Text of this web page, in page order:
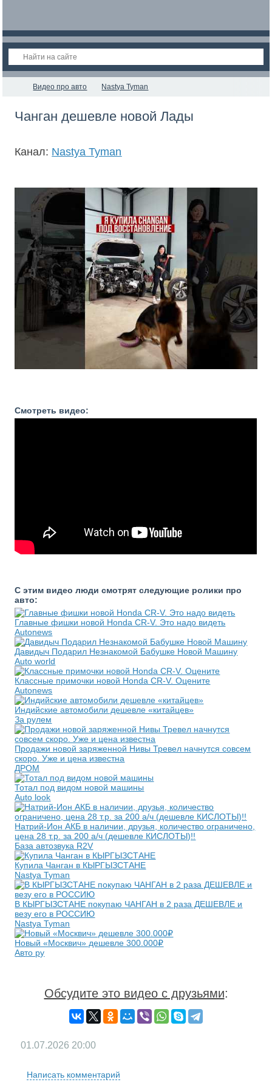
Видео про авто Nastya Tyman
Чанган дешевле новой Лады
Канал: Nastya Tyman
Смотреть видео:
С этим видео люди смотрят следующие ролики про
авто:
Главные фишки новой Honda CR-V. Это надо видеть
Autonews
Давидыч Подарил Незнакомой Бабушке Новой Машину
Auto world
Классные примочки новой Honda CR-V. Оцените
Autonews
Индийские автомобили дешевле «китайцев»
За рулем
Продажи новой заряженной Нивы Тревел начнутся совсем
скоро. Уже и цена известна
ДРОМ
Тотал под видом новой машины
Auto look
Натрий-Ион АКБ в наличии, друзья, количество ограничено,
цена 28 т.р. за 200 а/ч (дешевле КИСЛОТЫ)!!
База автозвука R2V
Купила Чанган в КЫРГЫЗСТАНЕ
Nastya Tyman
В КЫРГЫЗСТАНЕ покупаю ЧАНГАН в 2 раза ДЕШЕВЛЕ и
везу его в РОССИЮ
Nastya Tyman
Новый «Москвич» дешевле 300.000₽
Авто ру
Обсудите это видео с друзьями:
01.07.2026 20:00
Написать комментарий